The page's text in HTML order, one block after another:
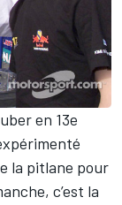
en 13e
la pitlane pour
c’est la